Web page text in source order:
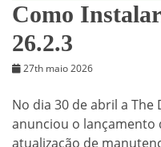
Como
26.2.3
27th maio 2026
No dia 30 de abril a The
anunciou o lançamento
atualização de